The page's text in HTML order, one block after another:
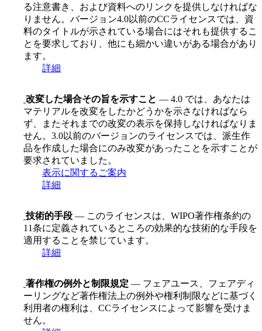
る注意書き、および資料へのリンクを提供しなければな
りません。バージョン4.0以前のCCライセンスでは、資
料のタイトルが示されている場合にはそれも提供するこ
とを要求しており、他にも細かい違いがある場合があり
ます。
詳細
改変した場合その旨を示すこと — 4.0 では、あなたは
マテリアルを改変をしたかどうかを示さなければなら
ず、またそれまでの改変の表示を保持しなければなりま
せん。3.0以前のバージョンのライセンスでは、派生作
品を作成した場合にのみ改変があったことを示すことが
要求されていました。
表示に関するご案内
詳細
技術的手段 — このライセンスは、WIPO著作権条約の
11条に定義されているところの効果的な技術的な手段を
適用することを禁じています。
詳細
著作権の例外と制限規定 — フェアユース、フェアディ
ーリングなど著作権法上の例外や権利制限などに基づく
利用者の権利は、CCライセンスによって影響を受けま
せん。